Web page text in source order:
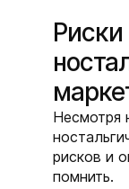
Риски
Несмотря
рисков и
помнить.